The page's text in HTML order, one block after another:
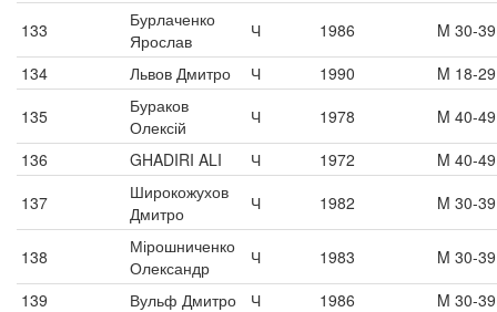
133
Бурлаченко
Ярослав
Ч 1986
M 30-39
134
Львов Дмитро Ч 1990
M 18-29
135
Бураков
Олексій
Ч 1978
M 40-49
136
GHADIRI ALI Ч 1972
M 40-49
137
Широкожухов
Дмитро
Ч 1982 M 30-39
138
Мірошниченко
Олександр
Ч 1983
M 30-39
139
Вульф Дмитро Ч 1986
M 30-39